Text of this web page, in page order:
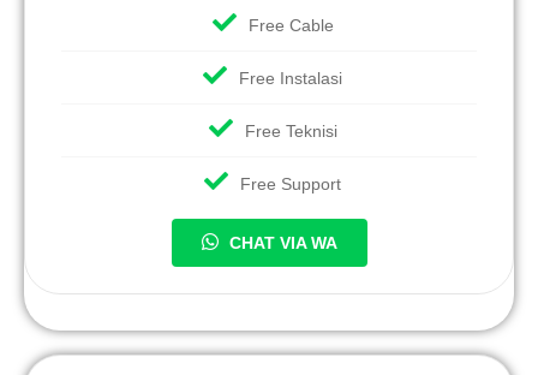
Free Cable
Free Instalasi
Free Teknisi
Free Support
CHAT VIA WA